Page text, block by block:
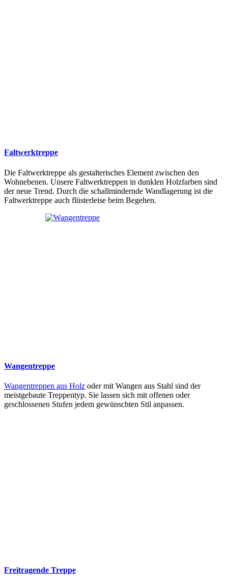
Faltwerktreppe
Die Faltwerktreppe als gestalterisches Element zwischen den
Wohnebenen. Unsere Faltwerktreppen in dunklen Holzfarben sind
der neue Trend. Durch die schallmindernde Wandlagerung ist die
Faltwerktreppe auch flüsterleise beim Begehen.
Wangentreppe
Wangentreppen aus Holz oder mit Wangen aus Stahl sind der
meistgebaute Treppentyp. Sie lassen sich mit offenen oder
geschlossenen Stufen jedem gewünschten Stil anpassen.
Freitragende Treppe